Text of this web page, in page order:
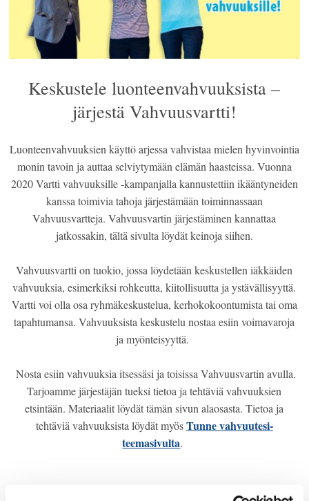
Keskustele luonteenvahvuuksista –
järjestä Vahvuusvartti!
Luonteenvahvuuksien käyttö arjessa vahvistaa mielen hyvinvointia
monin tavoin ja auttaa selviytymään elämän haasteissa. Vuonna
2020 Vartti vahvuuksille -kampanjalla kannustettiin ikääntyneiden
kanssa toimivia tahoja järjestämään toiminnassaan
Vahvuusvartteja. Vahvuusvartin järjestäminen kannattaa
jatkossakin, tältä sivulta löydät keinoja siihen.
Vahvuusvartti on tuokio, jossa löydetään keskustellen iäkkäiden
vahvuuksia, esimerkiksi rohkeutta, kiitollisuutta ja ystävällisyyttä.
Vartti voi olla osa ryhmäkeskustelua, kerhokokoontumista tai oma
tapahtumansa. Vahvuuksista keskustelu nostaa esiin voimavaroja
ja myönteisyyttä.
Nosta esiin vahvuuksia itsessäsi ja toisissa Vahvuusvartin avulla.
Tarjoamme järjestäjän tueksi tietoa ja tehtäviä vahvuuksien
etsintään. Materiaalit löydät tämän sivun alaosasta. Tietoa ja
tehtäviä vahvuuksista löydät myösTunne vahvuutesi-
teemasivulta.